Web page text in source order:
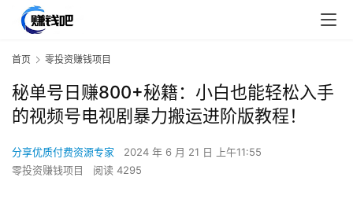
首页 零投资赚钱项目
秘单号日赚800+秘籍：小白也能轻松入手
的视频号电视剧暴力搬运进阶版教程！
分享优质付费资源专家
2024 年 6 月 21 日 上午11:55
零投资赚钱项目
阅读 4295